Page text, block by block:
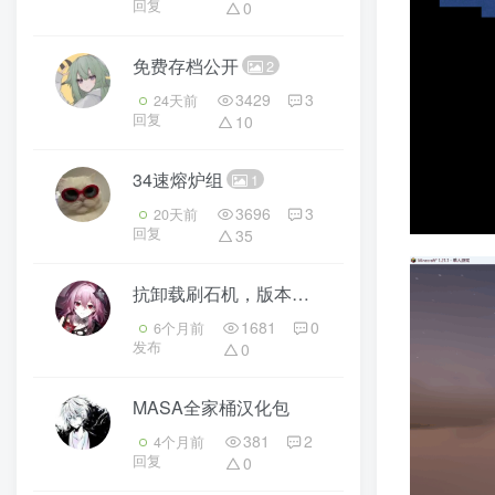
回复 0
免费存档公开 2
24天前
回复
3429
3
10
34速熔炉组 1
20天前
回复
3696
3
35
抗卸载刷石机，版本是1.20.1，注意版本转换
6个月前
发布
1681
0
0
MASA全家桶汉化包
4个月前
回复
381
2
0